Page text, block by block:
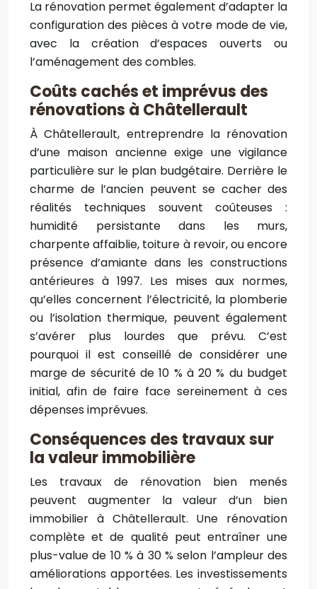
La rénovation permet également d’adapter la
configuration des pièces à votre mode de vie,
avec la création d’espaces ouverts ou
l’aménagement des combles.
Coûts cachés et imprévus des
rénovations à Châtellerault
À Châtellerault, entreprendre la rénovation
d’une maison ancienne exige une vigilance
particulière sur le plan budgétaire. Derrière le
charme de l’ancien peuvent se cacher des
réalités techniques souvent coûteuses :
humidité persistante dans les murs,
charpente affaiblie, toiture à revoir, ou encore
présence d’amiante dans les constructions
antérieures à 1997. Les mises aux normes,
qu’elles concernent l’électricité, la plomberie
ou l’isolation thermique, peuvent également
s’avérer plus lourdes que prévu. C’est
pourquoi il est conseillé de considérer une
marge de sécurité de 10 % à 20 % du budget
initial, afin de faire face sereinement à ces
dépenses imprévues.
Conséquences des travaux sur
la valeur immobilière
Les travaux de rénovation bien menés
peuvent augmenter la valeur d’un bien
immobilier à Châtellerault. Une rénovation
complète et de qualité peut entraîner une
plus-value de 10 % à 30 % selon l’ampleur des
améliorations apportées. Les investissements